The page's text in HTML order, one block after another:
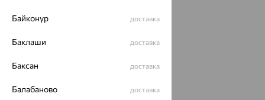
Байконур доставка
Баклаши доставка
Баксан доставка
Балабаново доставка